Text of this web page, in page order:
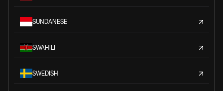
SUNDANESE
SWAHILI
SWEDISH